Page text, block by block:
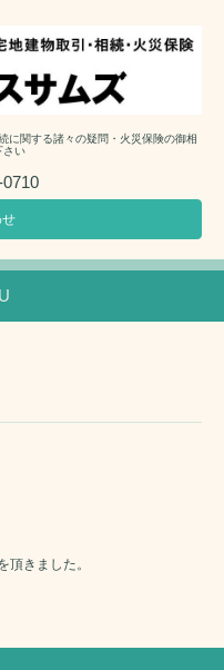
に関する諸々の疑問・火災保険の御相
さい
せ
頂きました。